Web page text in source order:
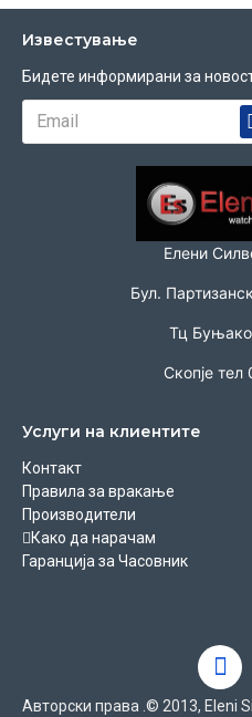
Известувањe
Бидете информирани за
Елени
Бул.
Тц
Скопје тел
Услуги на клиентите
Контакт
Правила за вракање
Производители
Како да нарачам
Гаранција за Часовник
Авторски права .© 2013, Eleni